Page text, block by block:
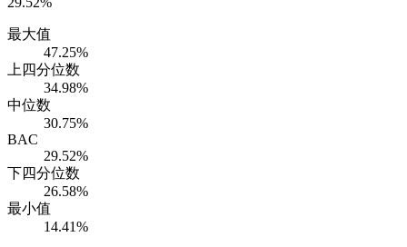
最大值
47.25%
上四分位数
34.98%
中位数
30.75%
BAC
29.52%
下四分位数
26.58%
最小值
14.41%